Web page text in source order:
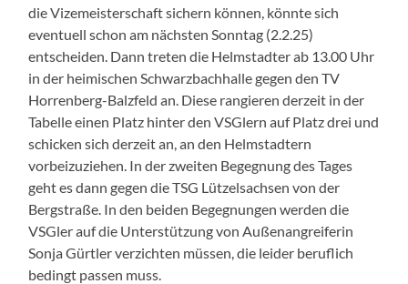
die Vizemeisterschaft sichern können, könnte sich
eventuell schon am nächsten Sonntag (2.2.25)
entscheiden. Dann treten die Helmstadter ab 13.00 Uhr
in der heimischen Schwarzbachhalle gegen den TV
Horrenberg-Balzfeld an. Diese rangieren derzeit in der
Tabelle einen Platz hinter den VSGlern auf Platz drei und
schicken sich derzeit an, an den Helmstadtern
vorbeizuziehen. In der zweiten Begegnung des Tages
geht es dann gegen die TSG Lützelsachsen von der
Bergstraße. In den beiden Begegnungen werden die
VSGler auf die Unterstützung von Außenangreiferin
Sonja Gürtler verzichten müssen, die leider beruflich
bedingt passen muss.